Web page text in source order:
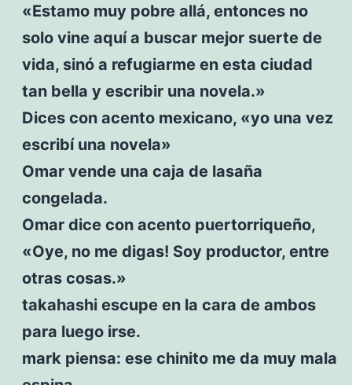
«Estamo muy pobre allá, entonces no
solo vine aquí a buscar mejor suerte de
vida, sinó a refugiarme en esta ciudad
tan bella y escribir una novela.»
Dices con acento mexicano, «yo una vez
escribí una novela»
Omar vende una caja de lasaña
congelada.
Omar dice con acento puertorriqueño,
«Oye, no me digas! Soy productor, entre
otras cosas.»
takahashi escupe en la cara de ambos
para luego irse.
mark piensa: ese chinito me da muy mala